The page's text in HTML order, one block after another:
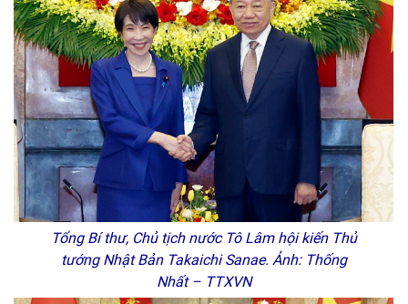
Tổng Bí thư, Chủ tịch nước Tô Lâm hội kiến Thủ
tướng Nhật Bản Takaichi Sanae. Ảnh: Thống
Nhất – TTXVN